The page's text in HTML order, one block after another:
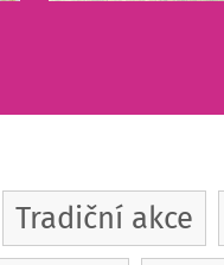
Tradiční akce